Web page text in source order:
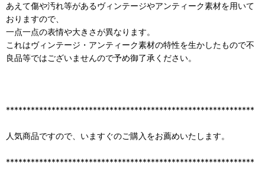
あえて傷や汚れ等があるヴィンテージやアンティーク素材を用いて
おりますので、
一点一点の表情や大きさが異なります。
これはヴィンテージ・アンティーク素材の特性を生かしたもので不
良品等ではございませんので予め御了承ください。
************************************************************
人気商品ですので、いますぐのご購入をお薦めいたします。
************************************************************